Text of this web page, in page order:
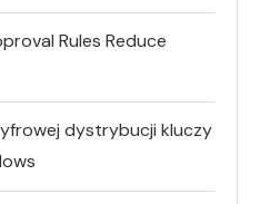
Rules Reduce
dystrybucji kluczy